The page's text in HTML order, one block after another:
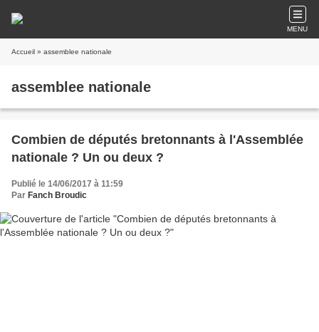
MENU
Accueil » assemblee nationale
assemblee nationale
Combien de députés bretonnants à l'Assemblée
nationale ? Un ou deux ?
Publié le 14/06/2017 à 11:59
Par Fanch Broudic